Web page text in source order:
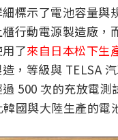
標示了電池容量與
行動電源製造廠，
了來自日本松下生
，等級與 TELSA
500 次的充放電測
國與大陸生產的電